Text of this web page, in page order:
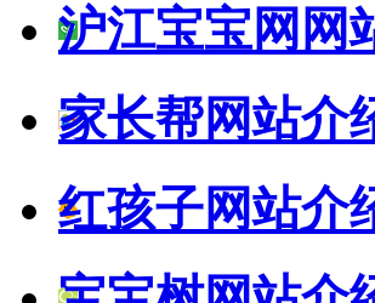
沪江宝宝网网
家长帮网站介
红孩子网站介